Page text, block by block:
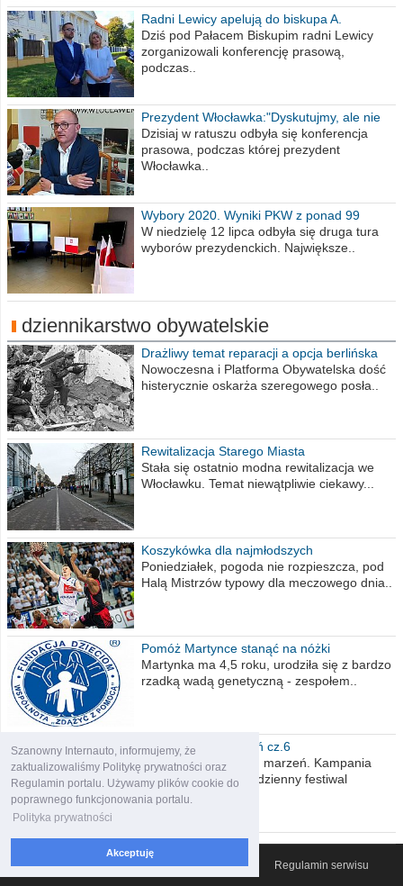
Szanowny Internauto, informujemy, że
zaktualizowaliśmy Politykę prywatności oraz
Regulamin portalu. Używamy plików cookie do
poprawnego funkcjonowania portalu.
Polityka prywatności
Akceptuję
Radni Lewicy apelują do biskupa A.
Wiesława Meringa
Dziś pod Pałacem Biskupim radni Lewicy
zorganizowali konferencję prasową,
podczas..
Prezydent Włocławka:"Dyskutujmy, ale nie
obrażajmy się”
Dzisiaj w ratuszu odbyła się konferencja
prasowa, podczas której prezydent
Włocławka..
Wybory 2020. Wyniki PKW z ponad 99
procent obwodów
W niedzielę 12 lipca odbyła się druga tura
wyborów prezydenckich. Największe..
dziennikarstwo obywatelskie
Drażliwy temat reparacji a opcja berlińska
Nowoczesna i Platforma Obywatelska dość
histerycznie oskarża szeregowego posła..
Rewitalizacja Starego Miasta
Stała się ostatnio modna rewitalizacja we
Włocławku. Temat niewątpliwie ciekawy...
Koszykówka dla najmłodszych
Poniedziałek, pogoda nie rozpieszcza, pod
Halą Mistrzów typowy dla meczowego dnia..
Pomóż Martynce stanąć na nóżki
Martynka ma 4,5 roku, urodziła się z bardzo
rzadką wadą genetyczną - zespołem..
Polska moich marzeń cz.6
Nadszedł kres moich marzeń. Kampania
wyborcza czyli niecodzienny festiwal
obietnic,..
© 2007-2026 Włocławski Portal informacyjny Regulamin serwisu